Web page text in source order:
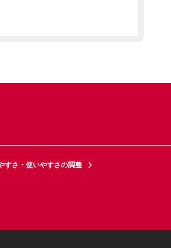
すさ・使いやすさの調整